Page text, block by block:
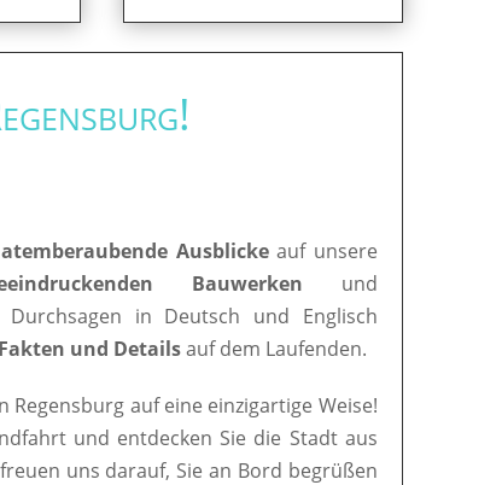
atemberaubende Ausblickeauf unsere
Bauwerken und
Durchsagen in Deutsch und Englisch
und Detailsauf dem Laufenden.
Regensburg auf eine einzigartige Weise!
und entdecken Sie die Stadt aus
uns darauf, Sie an Bord begrüßen